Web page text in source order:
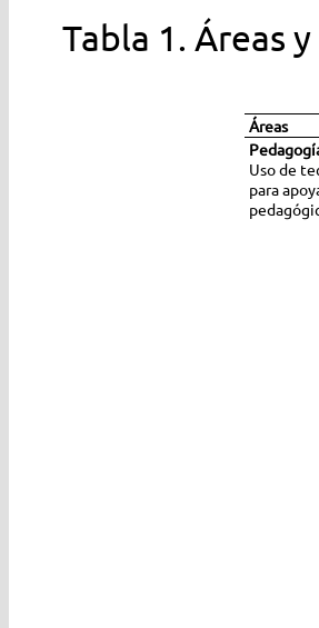
Tabla 1. Áreas
Áreas
Uso de
para